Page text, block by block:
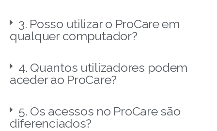
3. Posso utilizar o ProCare em
qualquer computador?
4. Quantos utilizadores podem
aceder ao ProCare?
5. Os acessos no ProCare são
diferenciados?